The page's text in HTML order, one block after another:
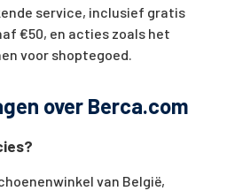
service, inclusief gratis
€50, en acties zoals het
voor shoptegoed.
over Berca.com
van België,